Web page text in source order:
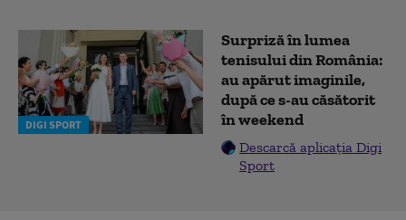
DIGI SPORT
Surpriză în lumea
tenisului din România:
au apărut imaginile,
după ce s-au căsătorit
în weekend
Descarcă aplicația Digi
Sport